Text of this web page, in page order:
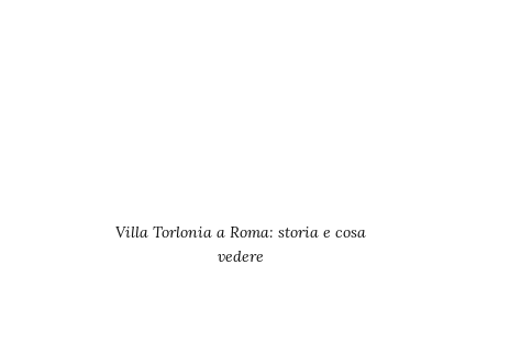
Villa Torlonia a Roma: storia e cosa
vedere